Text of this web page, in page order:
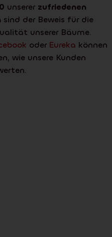
unserer zufriedenen
sind der Beweis für die
unserer Bäume.
oder Eureka können
wie unsere Kunden